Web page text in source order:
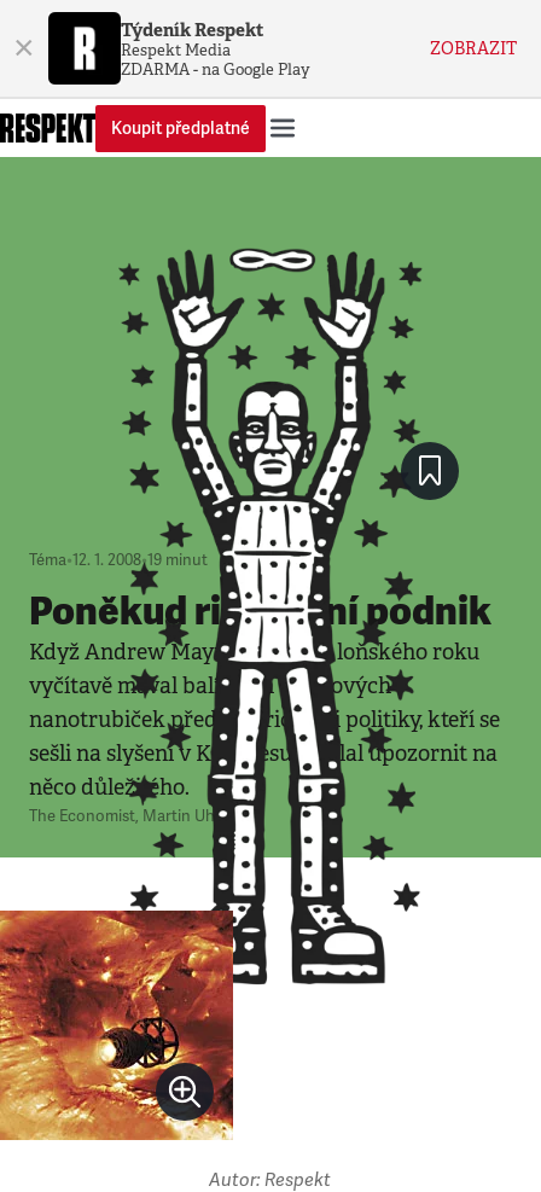
× Týdeník Respekt
Respekt Media
ZDARMA - na Google Play
ZOBRAZIT
Koupit předplatné
Téma•12. 1. 2008•19 minut
Poněkud riskantní podnik
Když Andrew Maynard v říjnu loňského roku
vyčítavě mával balíčkem uhlíkových
nanotrubiček před americkými politiky, kteří se
sešli na slyšení v Kongresu, hodlal upozornit na
něco důležitého.
The Economist, Martin Uhlíř
Autor: Respekt